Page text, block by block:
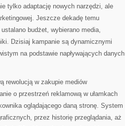
tylko adaptację nowych narzędzi, ale
Jeszcze dekadę temu
budżet, wybierano media,
Dzisiaj kampanie są dynamicznymi
na podstawie napływających danych
rewolucją w zakupie mediów
o przestrzeń reklamową w ułamkach
oglądającego daną stronę. System
przez historię przeglądania, aż